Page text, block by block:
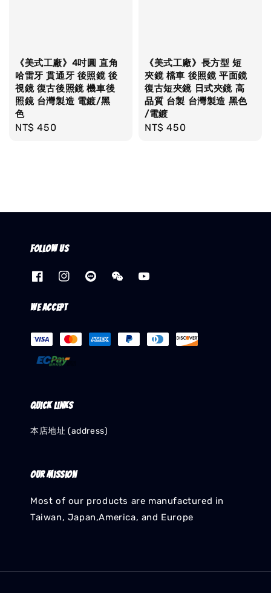
《美式工廠》4吋圓 直角
哈雷牙 貫通牙 後照鏡 後
視鏡 復古後照鏡 機車後
照鏡 台灣製造 電鍍/黑
色
Regular
NT$ 450
《美式工廠》長方型 短
夾鏡 檔車 後照鏡 平面鏡
復古短夾鏡 日式夾鏡 高
品質 台製 台灣製造 黑色
/電鍍
Regular
NT$ 450
Follow us
We accept
Quick links
本店地址 (address)
Our mission
Most of our products are manufactured in
Taiwan, Japan,America, and Europe